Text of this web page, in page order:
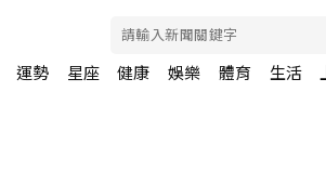
運勢 星座 健康 娛樂 體育 生活